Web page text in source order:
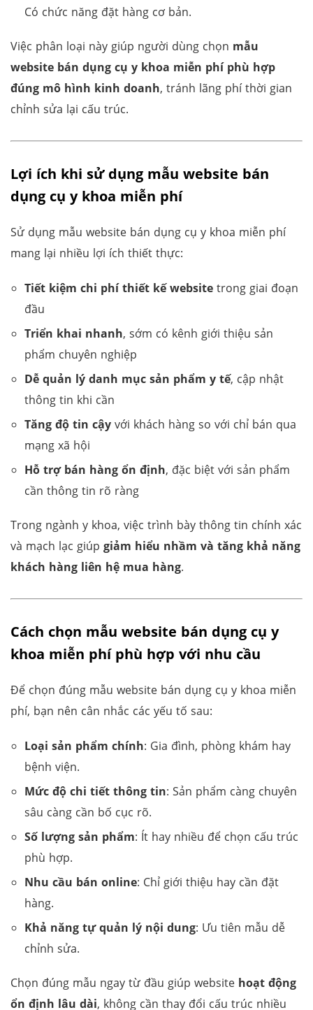
Có chức năng đặt hàng cơ bản.
Việc phân loại này giúp người dùng chọn mẫu
website bán dụng cụ y khoa miễn phí phù hợp
đúng mô hình kinh doanh, tránh lãng phí thời gian
chỉnh sửa lại cấu trúc.
Lợi ích khi sử dụng mẫu website bán
dụng cụ y khoa miễn phí
Sử dụng mẫu website bán dụng cụ y khoa miễn phí
mang lại nhiều lợi ích thiết thực:
Tiết kiệm chi phí thiết kế website trong giai đoạn
đầu
Triển khai nhanh, sớm có kênh giới thiệu sản
phẩm chuyên nghiệp
Dễ quản lý danh mục sản phẩm y tế, cập nhật
thông tin khi cần
Tăng độ tin cậy với khách hàng so với chỉ bán qua
mạng xã hội
Hỗ trợ bán hàng ổn định, đặc biệt với sản phẩm
cần thông tin rõ ràng
Trong ngành y khoa, việc trình bày thông tin chính xác
và mạch lạc giúp giảm hiểu nhầm và tăng khả năng
khách hàng liên hệ mua hàng.
Cách chọn mẫu website bán dụng cụ y
khoa miễn phí phù hợp với nhu cầu
Để chọn đúng mẫu website bán dụng cụ y khoa miễn
phí, bạn nên cân nhắc các yếu tố sau:
Loại sản phẩm chính: Gia đình, phòng khám hay
bệnh viện.
Mức độ chi tiết thông tin: Sản phẩm càng chuyên
sâu càng cần bố cục rõ.
Số lượng sản phẩm: Ít hay nhiều để chọn cấu trúc
phù hợp.
Nhu cầu bán online: Chỉ giới thiệu hay cần đặt
hàng.
Khả năng tự quản lý nội dung: Ưu tiên mẫu dễ
chỉnh sửa.
Chọn đúng mẫu ngay từ đầu giúp website hoạt động
ổn định lâu dài, không cần thay đổi cấu trúc nhiều